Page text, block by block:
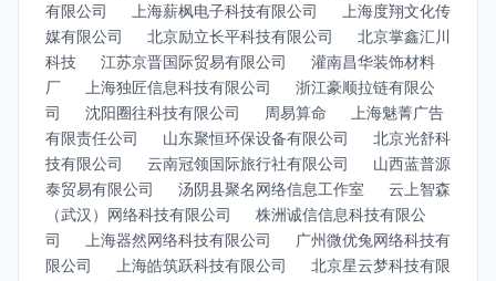
有限公司
上海薪枫电子科技有限公司
上海度翔文化传
媒有限公司
北京励立长平科技有限公司
北京掌鑫汇川
科技
江苏京晋国际贸易有限公司
灌南昌华装饰材料
厂
上海独匠信息科技有限公司
浙江豪顺拉链有限公
司
沈阳圈往科技有限公司 周易算命
上海魅菁广告
有限责任公司
山东聚恒环保设备有限公司
北京光舒科
技有限公司
云南冠领国际旅行社有限公司
山西蓝普源
泰贸易有限公司
汤阴县聚名网络信息工作室
云上智森
（武汉）网络科技有限公司
株洲诚信信息科技有限公
司
上海器然网络科技有限公司
广州微优兔网络科技有
限公司
上海皓筑跃科技有限公司
北京星云梦科技有限